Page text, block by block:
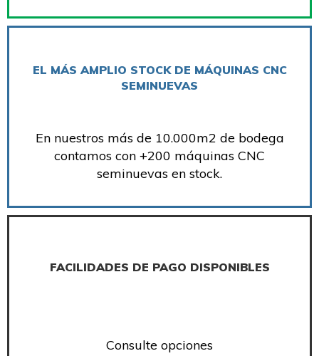
EL MÁS AMPLIO STOCK DE MÁQUINAS CNC
SEMINUEVAS
En nuestros más de 10.000m2 de bodega
contamos con +200 máquinas CNC
seminuevas en stock.
FACILIDADES DE PAGO DISPONIBLES
Consulte opciones